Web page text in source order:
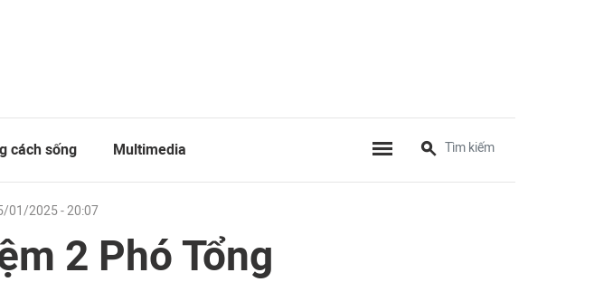
cách sống Multimedia
01/2025 - 20:07
2 Phó Tổng